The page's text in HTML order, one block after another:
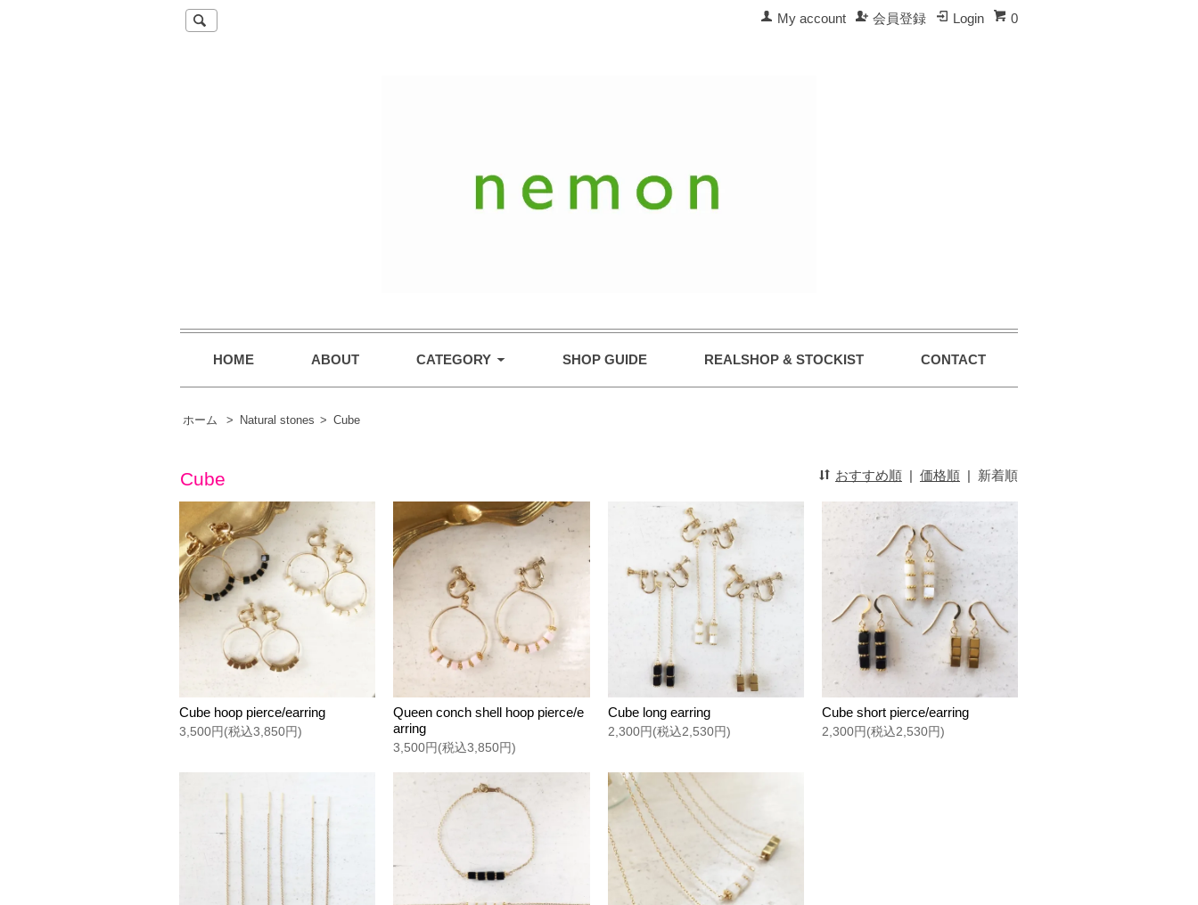
0
Login
会員登録
My account
HOME ABOUT CATEGORY SHOP GUIDE REALSHOP & STOCKIST CONTACT
ホーム > Natural stones > Cube
Cube おすすめ順 | 価格順 | 新着順
Cube hoop pierce/earring
3,500円(税込3,850円)
Queen conch shell hoop pierce/e
arring
3,500円(税込3,850円)
Cube long earring
2,300円(税込2,530円)
Cube short pierce/earring
2,300円(税込2,530円)